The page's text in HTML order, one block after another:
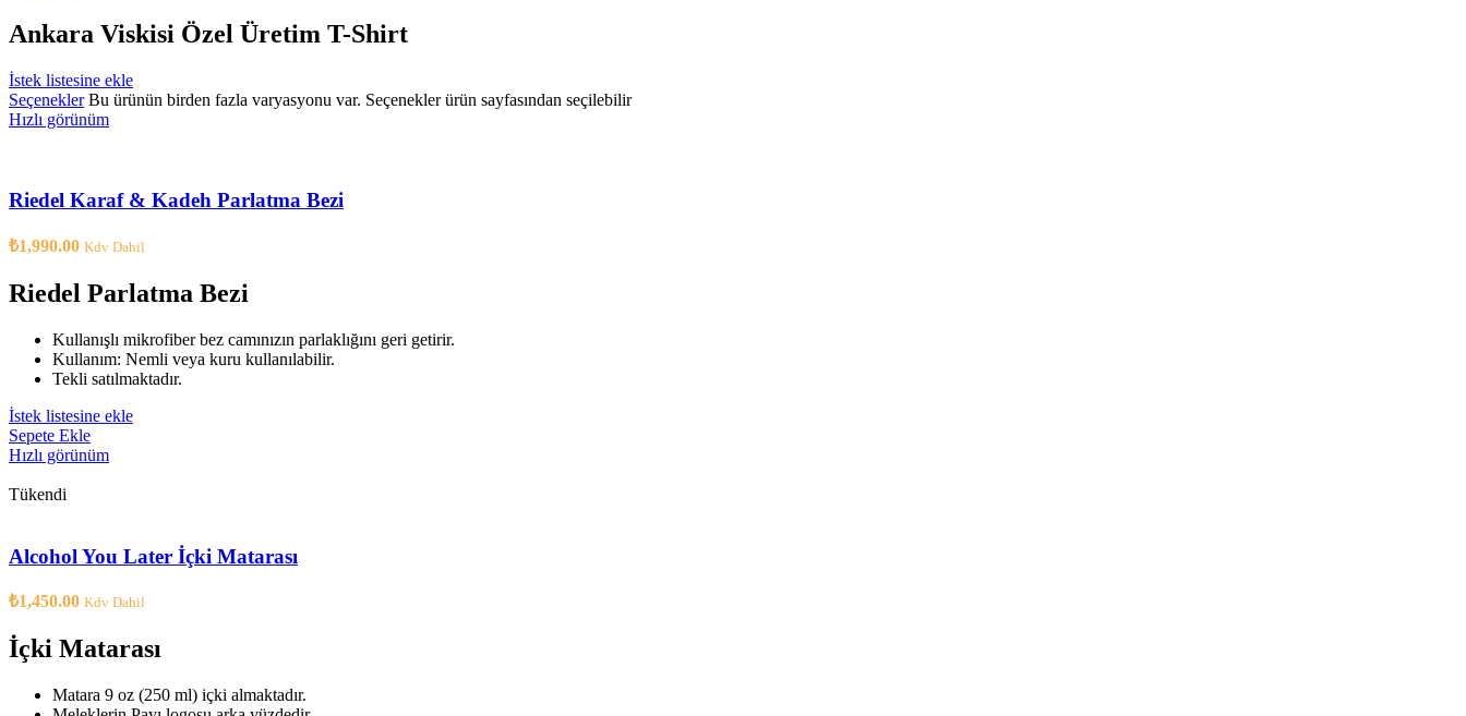
Ankara Viskisi Özel Üretim T-Shirt
İstek listesine ekle
Seçenekler Bu ürünün birden fazla varyasyonu var. Seçenekler ürün sayfasından seçilebilir
Hızlı görünüm
Riedel Karaf & Kadeh Parlatma Bezi
₺1,990.00 Kdv Dahil
Riedel Parlatma Bezi
Kullanışlı mikrofiber bez camınızın parlaklığını geri getirir.
Kullanım: Nemli veya kuru kullanılabilir.
Tekli satılmaktadır.
İstek listesine ekle
Sepete Ekle
Hızlı görünüm
Tükendi
Alcohol You Later İçki Matarası
₺1,450.00 Kdv Dahil
İçki Matarası
Matara 9 oz (250 ml) içki almaktadır.